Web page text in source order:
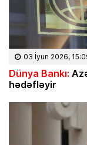
03 İyun 2026,
Dünya Bankı:
hədəfləyir